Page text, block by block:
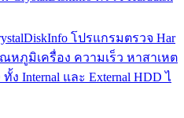
โปรแกรมตรวจ Har
หภูมิเครื่อง ความเร็ว หาสาเหต
Internal และ External HDD ไ